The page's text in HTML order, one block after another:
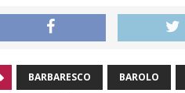
BARBARESCO BAROLO